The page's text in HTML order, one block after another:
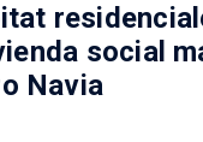
social
Navia